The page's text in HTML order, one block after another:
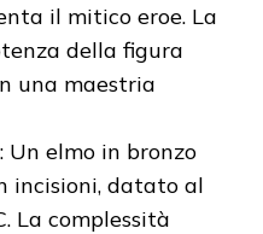
il mitico eroe. La
della figura
una maestria
: Un elmo in bronzo
incisioni, datato al
La complessità